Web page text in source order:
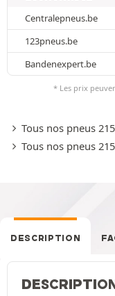
Centralepneus.be
123pneus.be
Bandenexpert.be
* Les prix
Tous nos pneus
Tous nos pneus
DESCRIPTION